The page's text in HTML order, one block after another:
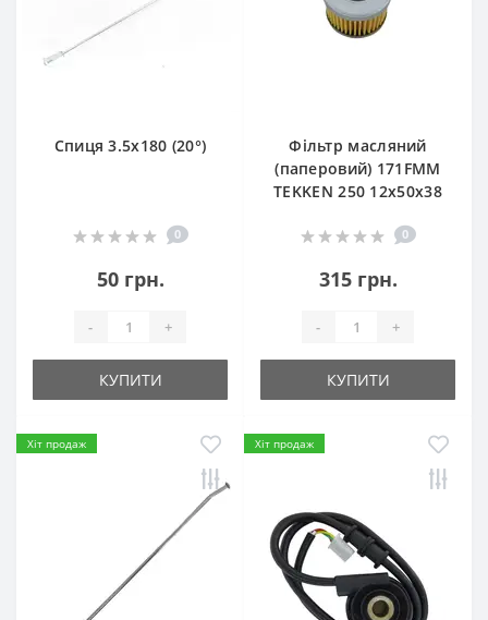
Спиця 3.5х180 (20°)
0
50 грн.
- +
КУПИТИ
Фільтр масляний
(паперовий) 171FMM
TEKKEN 250 12х50х38
0
315 грн.
- +
КУПИТИ
Хіт продаж Хіт продаж